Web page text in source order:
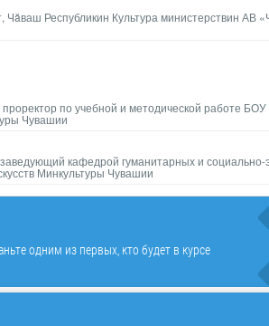
Чăваш Республикин Культура министерствин АВ
проректор по учебной и методической работе
Чувашии
кафедрой гуманитарных и
Минкультуры Чувашии
одним из первых, кто будет в курсе